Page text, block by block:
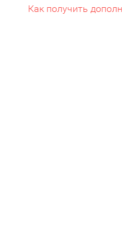
Как получить